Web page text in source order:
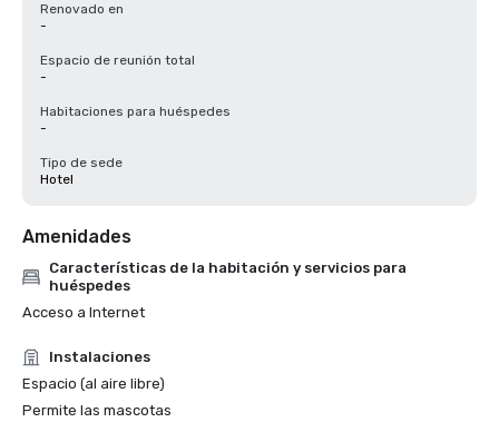
Renovado en
-
Espacio de reunión total
-
Habitaciones para huéspedes
-
Tipo de sede
Hotel
Amenidades
Características de la habitación y servicios para
huéspedes
Acceso a Internet
Instalaciones
Espacio (al aire libre)
Permite las mascotas